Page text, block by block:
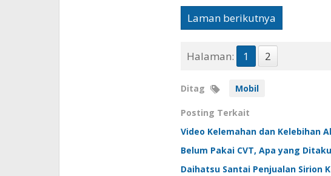
Laman berikutnya
Halaman: 1 2
Ditag Mobil
Posting Terkait
Video Kelemahan dan Kelebihan
Belum Pakai CVT, Apa yang
Daihatsu Santai Penjualan Sirion